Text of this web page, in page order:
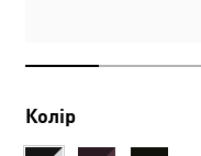
Колір